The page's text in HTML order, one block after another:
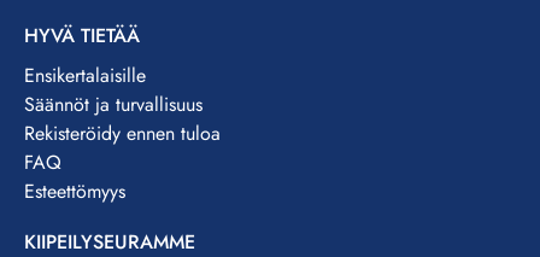
HYVÄ TIETÄÄ
Ensikertalaisille
Säännöt ja turvallisuus
Rekisteröidy ennen tuloa
FAQ
Esteettömyys
KIIPEILYSEURAMME